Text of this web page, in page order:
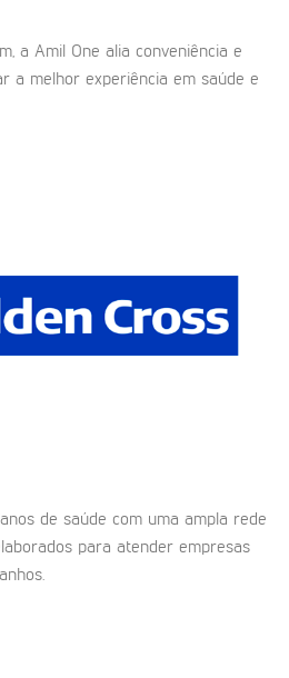
a Amil One alia conveniência e
a melhor experiência em saúde e
de saúde com uma ampla rede
para atender empresas